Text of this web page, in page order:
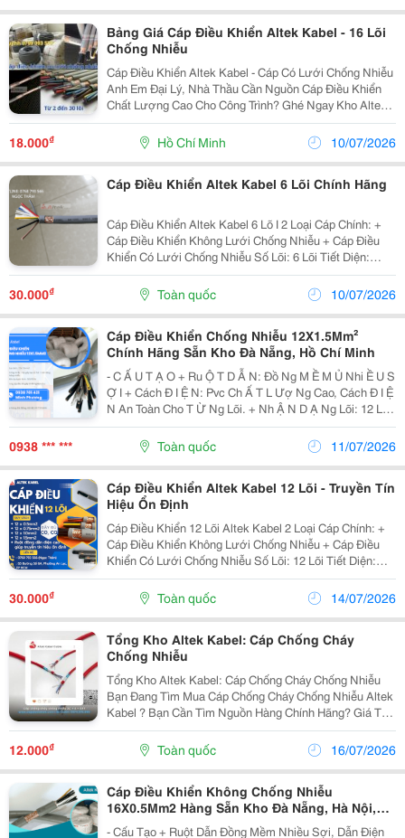
Bảng Giá Cáp Điều Khiển Altek Kabel - 16 Lõi
Chống Nhiễu
Cáp Điều Khiển Altek Kabel - Cáp Có Lưới Chống Nhiễu
Anh Em Đại Lý, Nhà Thầu Cần Nguồn Cáp Điều Khiển
Chất Lượng Cao Cho Công Trình? Ghé Ngay Kho Altek
Cable &Ndash; Đơn Vị Phân Phối Trực Tiếp, Đảm Bảo
Giá Tốt Nhất Thị Trường! Thông Số Kho...
18.000₫ Hồ Chí Minh 10/07/2026
Cáp Điều Khiển Altek Kabel 6 Lõi Chính Hãng
Cáp Điều Khiển Altek Kabel 6 Lõ I 2 Loại Cáp Chính: +
Cáp Điều Khiển Không Lưới Chống Nhiễu + Cáp Điều
Khiển Có Lưới Chống Nhiễu Số Lõi: 6 Lõi Tiết Diện:
0.5Mm2 | 0.75Mm2 | 1.0Mm2 | 1.5Mm2 ✔️Truyền Tín
Hiệu Điều Khiển Ổn Định Và Chính Xác ✔️ Độ Bền...
30.000₫ Toàn quốc 10/07/2026
Cáp Điều Khiển Chống Nhiễu 12X1.5Mm²
Chính Hãng Sẵn Kho Đà Nẵng, Hồ Chí Minh
- C Ấ U T Ạ O + Ru Ộ T D Ẫ N: Đồ Ng M Ề M Ủ Nhi Ề U S
Ợ I + Cách Đ I Ệ N: Pvc Ch Ấ T L Ượ Ng Cao, Cách Đ I Ệ
N An Toàn Cho T Ừ Ng Lõi. + Nh Ậ N D Ạ Ng Lõi: 12 Lõi
Đượ C Đ Ánh S Ố Ho Ặ C Phân Màu Giúp Đấ U N Ố I D
Ễ Dàng. + L Ớ P Ch Ố Ng Nhi Ễ...
0938 *** *** Toàn quốc 11/07/2026
Cáp Điều Khiển Altek Kabel 12 Lõi - Truyền Tín
Hiệu Ổn Định
Cáp Điều Khiển 12 Lõi Altek Kabel 2 Loại Cáp Chính: +
Cáp Điều Khiển Không Lưới Chống Nhiễu + Cáp Điều
Khiển Có Lưới Chống Nhiễu Số Lõi: 12 Lõi Tiết Diện:
0.5Mm2 | 0.75Mm2 | 1.0Mm2 | 1.5Mm2 Cáp Dạng Tròn,
Vỏ Màu Ghi, In Đầy Đủ Logo,...
30.000₫ Toàn quốc 14/07/2026
Tổng Kho Altek Kabel: Cáp Chống Cháy
Chống Nhiễu
Tổng Kho Altek Kabel: Cáp Chống Cháy Chống Nhiễu
Bạn Đang Tìm Mua Cáp Chống Cháy Chống Nhiễu Altek
Kabel ? Bạn Cần Tìm Nguồn Hàng Chính Hãng? Giá Tận
Gốc ? Công Ty Tnhh Altek Kabel Việt Nam Tự Hào Là
Nhà Phân Phối Độc Quyền Cáp Điều Khiển, Cáp...
12.000₫ Toàn quốc 16/07/2026
Cáp Điều Khiển Không Chống Nhiễu
16X0.5Mm2 Hàng Sẵn Kho Đà Nẵng, Hà Nội,
Hcm
- Cấu Tạo + Ruột Dẫn Đồng Mềm Nhiều Sợi, Dẫn Điện